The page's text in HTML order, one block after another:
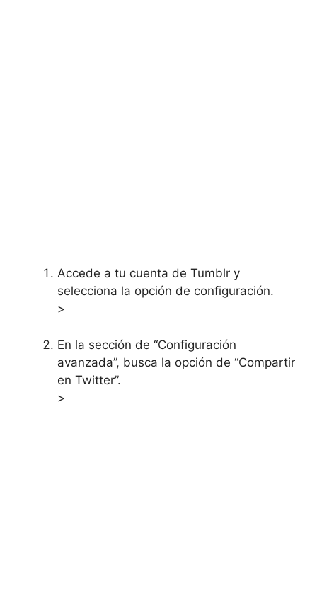
Accede a tu cuenta de Tumblr y
selecciona la opción de configuración.
>
En la sección de “Configuración
avanzada”, busca la opción de “Compartir
en Twitter”.
>